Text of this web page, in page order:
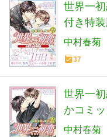
世界一
付き特
中村春菊
37
世界一
かコミ
中村春菊